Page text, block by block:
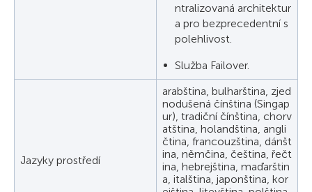
ntralizovaná architektur
a pro bezprecedentní s
polehlivost.
Služba Failover.
Jazyky prostředí
arabština, bulharština, zjed
nodušená čínština (Singap
ur), tradiční čínština, chorv
atština, holandština, angli
čtina, francouzština, dánšt
ina, němčina, čeština, řečt
ina, hebrejština, maďarštin
a, italština, japonština, kor